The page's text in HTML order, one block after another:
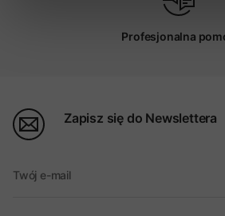
Profesjonalna
Zapisz się do Newslettera
Twój e-mail